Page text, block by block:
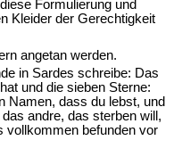
Formulierung und
Kleider der Gerechtigkeit
angetan werden.
in Sardes schreibe: Das
und die sieben Sterne:
Namen, dass du lebst, und
andre, das sterben will,
vollkommen befunden vor